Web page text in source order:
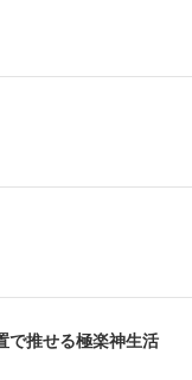
で推せる極楽神生活